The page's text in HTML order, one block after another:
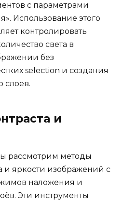
с параметрами
Использование этого
контролировать
света в
без
selection и создания
слоев.
и
рассмотрим методы
и яркости изображений с
наложения и
Эти инструменты